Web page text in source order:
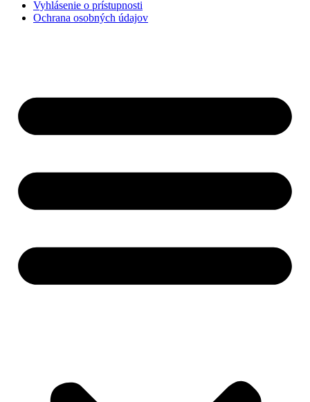
Vyhlásenie o prístupnosti
Ochrana osobných údajov